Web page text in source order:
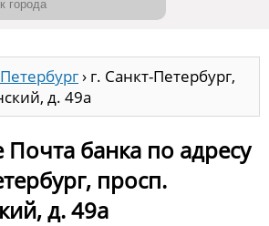
› г. Санкт-Петербург,
д. 49а
банка по адресу
просп.
д. 49а